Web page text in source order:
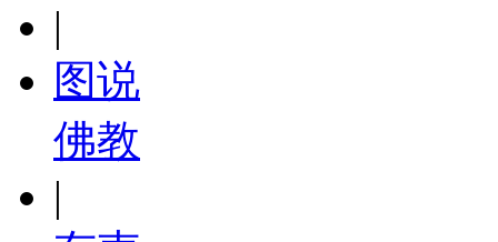
|
图说
佛教
|